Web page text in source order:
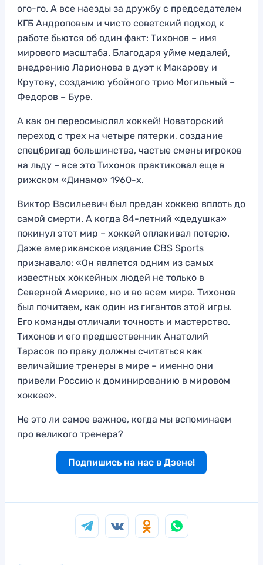
ого-го. А все наезды за дружбу с председателем
КГБ Андроповым и чисто советский подход к
работе бьются об один факт: Тихонов – имя
мирового масштаба. Благодаря уйме медалей,
внедрению Ларионова в дуэт к Макарову и
Крутову, созданию убойного трио Могильный –
Федоров – Буре.
А как он переосмыслял хоккей! Новаторский
переход с трех на четыре пятерки, создание
спецбригад большинства, частые смены игроков
на льду – все это Тихонов практиковал еще в
рижском «Динамо» 1960-х.
Виктор Васильевич был предан хоккею вплоть до
самой смерти. А когда 84-летний «дедушка»
покинул этот мир – хоккей оплакивал потерю.
Даже американское издание CBS Sports
признавало: «Он является одним из самых
известных хоккейных людей не только в
Северной Америке, но и во всем мире. Тихонов
был почитаем, как один из гигантов этой игры.
Его команды отличали точность и мастерство.
Тихонов и его предшественник Анатолий
Тарасов по праву должны считаться как
величайшие тренеры в мире – именно они
привели Россию к доминированию в мировом
хоккее».
Не это ли самое важное, когда мы вспоминаем
про великого тренера?
Подпишись на нас в Дзене!